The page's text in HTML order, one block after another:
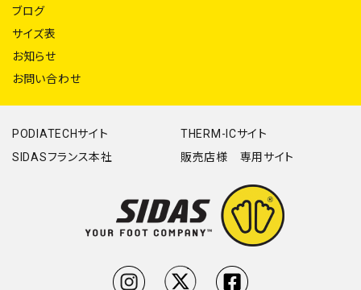
ブログ
サイズ表
お知らせ
お問い合わせ
PODIATECHサイト
THERM-ICサイト
SIDASフランス本社
販売店様 専用サイト